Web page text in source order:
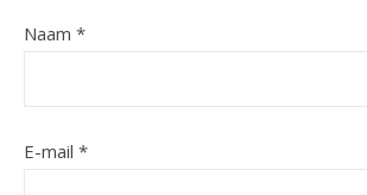
Naam *
E-mail *